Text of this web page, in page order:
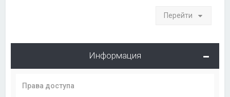
Перейти
Информация
Права доступа